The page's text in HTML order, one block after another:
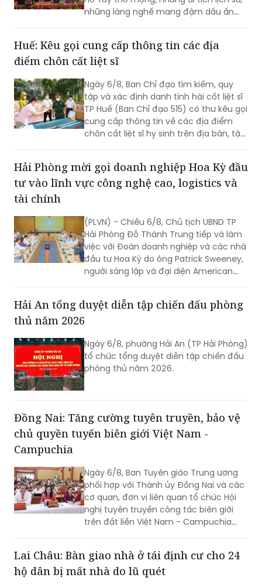
những làng nghề mang đậm dấu ấn
nghìn năm văn hiến.
Huế: Kêu gọi cung cấp thông tin các địa
điểm chôn cất liệt sĩ
Ngày 6/8, Ban Chỉ đạo tìm kiếm, quy
tập và xác định danh tính hài cốt liệt sĩ
TP Huế (Ban Chỉ đạo 515) có thư kêu gọi
cung cấp thông tin về các địa điểm
chôn cất liệt sĩ hy sinh trên địa bàn, tập
và khu vực sông Truồi (xã Lộc An).
Hải Phòng mời gọi doanh nghiệp Hoa Kỳ đầu
tư vào lĩnh vực công nghệ cao, logistics và
tài chính
(PLVN) - Chiều 6/8, Chủ tịch UBND TP
Hải Phòng Đỗ Thành Trung tiếp và làm
việc với Đoàn doanh nghiệp và các nhà
đầu tư Hoa Kỳ do ông Patrick Sweeney,
người sáng lập và đại diện American
tìm hiểu cơ hội đầu tư tại Hải Phòng.
Hải An tổng duyệt diễn tập chiến đấu phòng
thủ năm 2026
Ngày 6/8, phường Hải An (TP Hải Phòng)
tổ chức tổng duyệt diễn tập chiến đấu
phòng thủ năm 2026.
Đồng Nai: Tăng cường tuyên truyền, bảo vệ
chủ quyền tuyến biên giới Việt Nam -
Campuchia
Ngày 6/8, Ban Tuyên giáo Trung ương
phối hợp với Thành ủy Đồng Nai và các
cơ quan, đơn vị liên quan tổ chức Hội
nghị tuyên truyền công tác biên giới
trên đất liền Việt Nam - Campuchia
Lai Châu: Bàn giao nhà ở tái định cư cho 24
hộ dân bị mất nhà do lũ quét